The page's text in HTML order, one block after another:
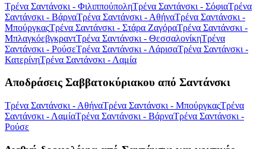
Τρένα Σαντάνσκι - ΦιλιππούποληΤρένα Σαντάνσκι - ΣόφιαΤρένα
Σαντάνσκι - ΒάρναΤρένα Σαντάνσκι - ΑθήναΤρένα Σαντάνσκι -
ΜπούργκαςΤρένα Σαντάνσκι - Στάρα ΖαγόραΤρένα Σαντάνσκι -
ΜπλαγκόεβγκραντΤρένα Σαντάνσκι - ΘεσσαλονίκηΤρένα
Σαντάνσκι - ΡούσεΤρένα Σαντάνσκι - ΛάρισαΤρένα Σαντάνσκι -
ΚατερίνηΤρένα Σαντάνσκι - Λαμία
Αποδράσεις Σαββατοκύριακου από Σαντάνσκι
Τρένα Σαντάνσκι - ΑθήναΤρένα Σαντάνσκι - ΜπούργκαςΤρένα
Σαντάνσκι - ΛαμίαΤρένα Σαντάνσκι - ΒάρναΤρένα Σαντάνσκι -
Ρούσε